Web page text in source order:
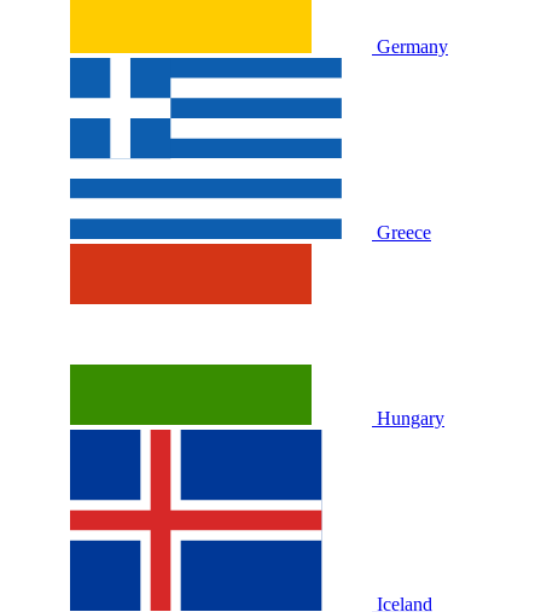
Germany
Greece
Hungary
Iceland